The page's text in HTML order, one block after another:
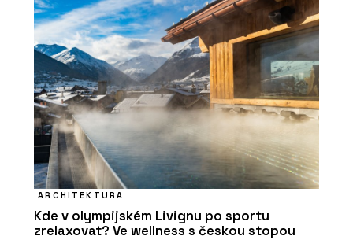
ARCHITEKTURA
Kde v olympijském Livignu po sportu
zrelaxovat? Ve wellness s českou stopou